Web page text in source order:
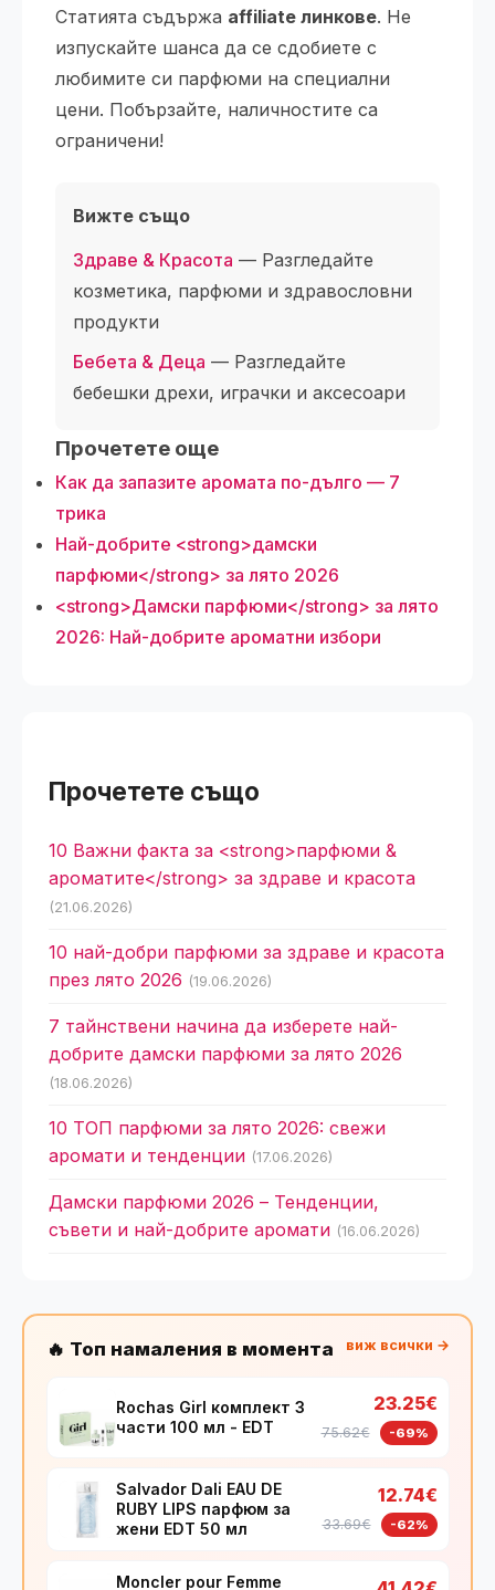
Статията съдържа affiliate линкове. Не
изпускайте шанса да се сдобиете с
любимите си парфюми на специални
цени. Побързайте, наличностите са
ограничени!
Вижте също
Здраве & Красота — Разгледайте
козметика, парфюми и здравословни
продукти
Бебета & Деца — Разгледайте
бебешки дрехи, играчки и аксесоари
Прочетете още
Как да запазите аромата по-дълго — 7
трика
Най-добрите <strong>дамски
парфюми</strong> за лято 2026
<strong>Дамски парфюми</strong> за лято
2026: Най-добрите ароматни избори
Прочетете също
10 Важни факта за <strong>парфюми &
ароматите</strong> за здраве и красота
(21.06.2026)
10 най-добри парфюми за здраве и красота
през лято 2026 (19.06.2026)
7 тайнствени начина да изберете най-
добрите дамски парфюми за лято 2026
(18.06.2026)
10 ТОП парфюми за лято 2026: свежи
аромати и тенденции (17.06.2026)
Дамски парфюми 2026 – Тенденции,
съвети и най-добрите аромати (16.06.2026)
🔥 Топ намаления в момента виж всички →
Rochas Girl комплект 3
части 100 мл - EDT
23.25€
75.62€ -69%
Salvador Dali EAU DE
RUBY LIPS парфюм за
жени EDT 50 мл
12.74€
33.69€ -62%
Moncler pour Femme